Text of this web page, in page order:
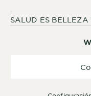
SALUD ES